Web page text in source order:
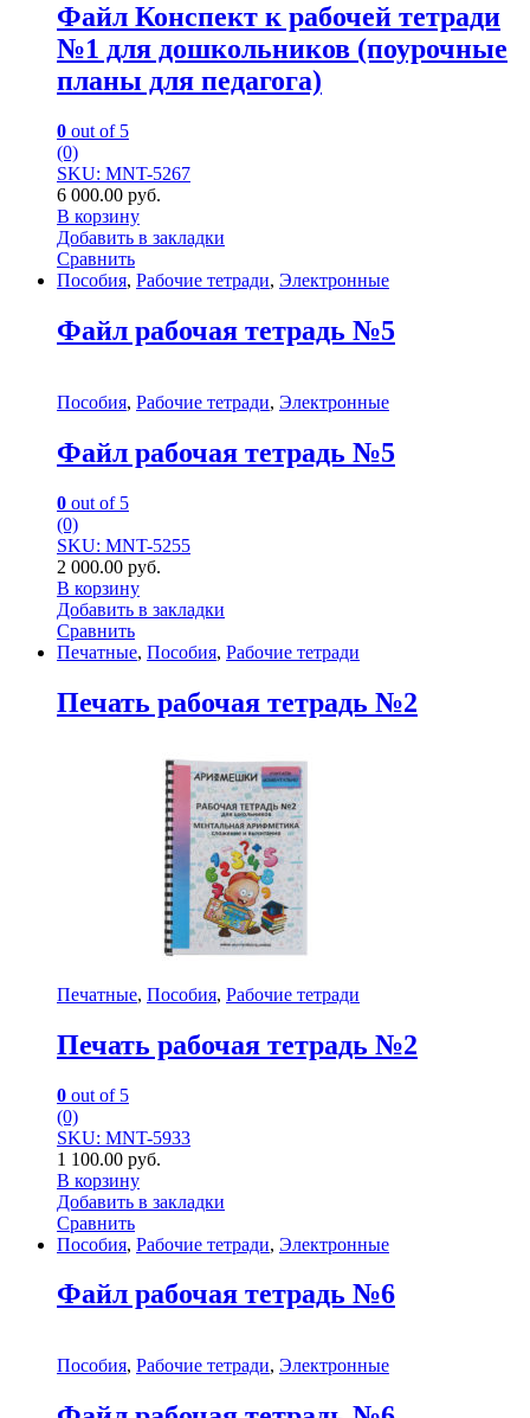
Файл Конспект к рабочей тетради
№1 для дошкольников (поурочные
планы для педагога)
0 out of 5
(0)
SKU: MNT-5267
6 000.00 руб.
В корзину
Добавить в закладки
Сравнить
Пособия, Рабочие тетради, Электронные
Файл рабочая тетрадь №5
Пособия, Рабочие тетради, Электронные
Файл рабочая тетрадь №5
0 out of 5
(0)
SKU: MNT-5255
2 000.00 руб.
В корзину
Добавить в закладки
Сравнить
Печатные, Пособия, Рабочие тетради
Печать рабочая тетрадь №2
Печатные, Пособия, Рабочие тетради
Печать рабочая тетрадь №2
0 out of 5
(0)
SKU: MNT-5933
1 100.00 руб.
В корзину
Добавить в закладки
Сравнить
Пособия, Рабочие тетради, Электронные
Файл рабочая тетрадь №6
Пособия, Рабочие тетради, Электронные